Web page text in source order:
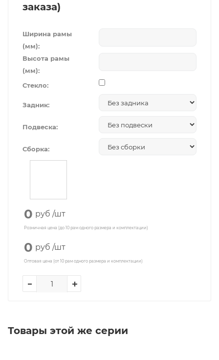
заказа)
Ширина рамы
(мм):
Высота рамы
(мм):
Стекло:
Задник:
Подвеска:
Сборка:
0 руб /шт
Розничная цена (до 10 рам одного размера и комплектации)
0 руб /шт
Оптовая цена (от 10 рам одного размера и комплектации)
Товары этой же серии